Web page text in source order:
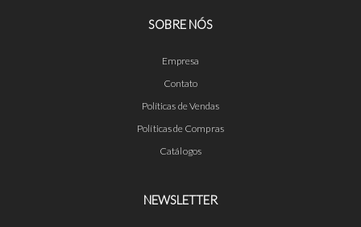
SOBRE NÓS
Empresa
Contato
Políticas de Vendas
Políticas de Compras
Catálogos
NEWSLETTER